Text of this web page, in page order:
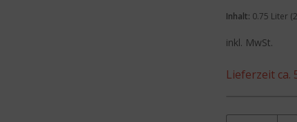
Inhalt: 0.75 Liter
inkl. MwSt.
Lieferzeit ca.